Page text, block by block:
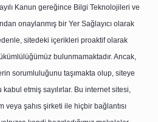
Kanun gereğince Bilgi Teknolojileri ve
onaylanmış bir Yer Sağlayıcı olarak
sitedeki içerikleri proaktif olarak
bulunmamaktadır. Ancak,
sorumluluğunu taşımakta olup, siteye
etmiş sayılırlar. Bu internet sitesi,
veya şahıs şirketi ile hiçbir bağlantısı